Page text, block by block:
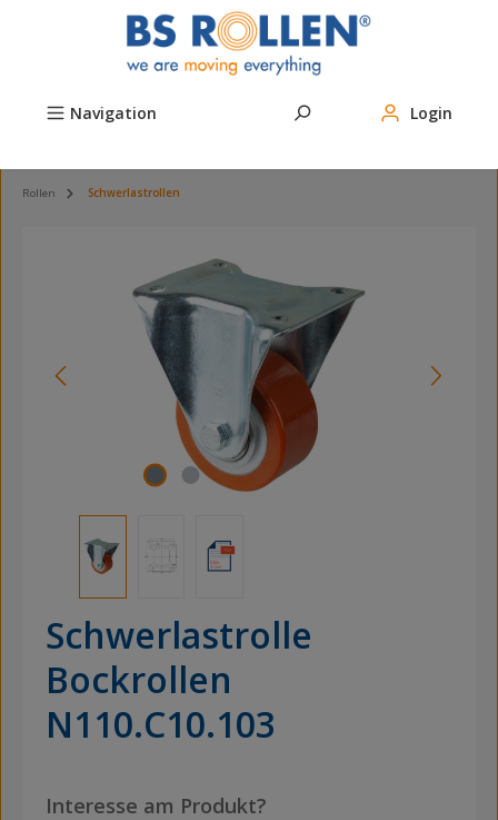
Zum Hauptinhalt springen
Navigation Login
Rollen Schwerlastrollen
Schwerlastrolle
Bockrollen
N110.C10.103
Interesse am Produkt?